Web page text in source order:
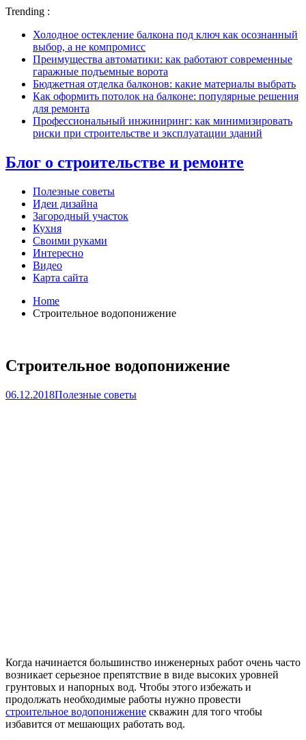
Trending :
Холодное остекление балкона под ключ как осознанный
выбор, а не компромисс
Преимущества автоматики: как работают современные
гаражные подъемные ворота
Бюджетная отделка балконов: какие материалы выбрать
Как оформить потолок на балконе: популярные решения
для ремонта
Профессиональный инжиниринг: как минимизировать
риски при строительстве и эксплуатации зданий
Блог о строительстве и ремонте
Полезные советы
Идеи дизайна
Загородный участок
Кухня
Своими руками
Интересно
Видео
Карта сайта
Home
Строительное водопонижение
Строительное водопонижение
06.12.2018Полезные советы
Когда начинается большинство инженерных работ очень часто
возникает серьезное препятствие в виде высоких уровней
грунтовых и напорных вод. Чтобы этого избежать и
продолжать необходимые работы нужно провести
строительное водопонижение скважин для того чтобы
избавится от мешающих работать вод.